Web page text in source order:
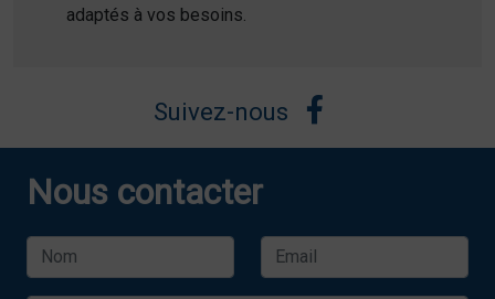
adaptés à vos besoins.
Suivez-nous
Nous contacter